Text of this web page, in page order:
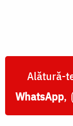
Alătură-
WhatsApp,